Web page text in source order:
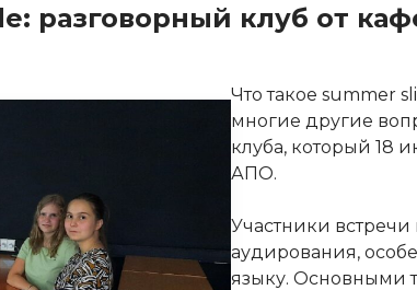
разговорный клуб от
Что такое summer
многие другие
клуба, который 18
АПО.
Участники
аудирования,
языку. Основными